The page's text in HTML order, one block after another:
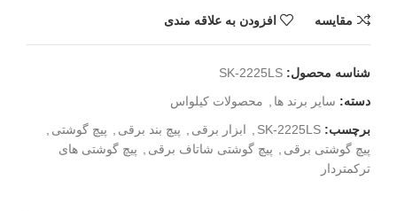
مقايسه افزودن به علاقه مندی
شناسه محصول: SK-2225LS
دسته: سایر برند ها
محصولات کیلواس
برچسب: SK-2225LS ابزار برقی پیچ بند برقی پیچ گوشتی
پیچ گوشتی برقی
پیچ گوشتی شاتاف برقی
پیچ گوشتی های
ترکمتردار